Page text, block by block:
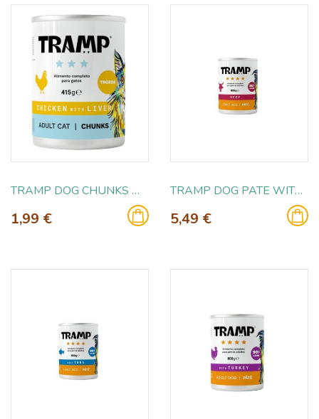
TRAMP DOG CHUNKS WITH BEEF 415GR
1,99 €
TRAMP DOG PATE WITH BEEF 800GR
5,49 €